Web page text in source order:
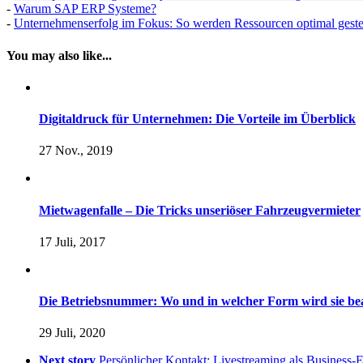
- Warum SAP ERP Systeme?
- Unternehmenserfolg im Fokus: So werden Ressourcen optimal
You may also like...
Digitaldruck für Unternehmen: Die Vorteile im Überblick
27 Nov., 2019
Mietwagenfalle – Die Tricks unseriöser Fahrzeugvermieter
17 Juli, 2017
Die Betriebsnummer: Wo und in welcher Form wird sie
29 Juli, 2020